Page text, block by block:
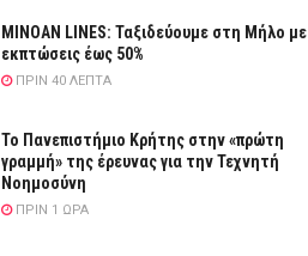
MINOAN LINES: Ταξιδεύουμε στη Μήλο με
εκπτώσεις έως 50%
ΠΡΙΝ 40 ΛΕΠΤΆ
Το Πανεπιστήμιο Κρήτης στην «πρώτη
γραμμή» της έρευνας για την Τεχνητή
Νοημοσύνη
ΠΡΙΝ 1 ΏΡΑ